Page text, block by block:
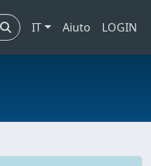
IT Aiuto LOGIN